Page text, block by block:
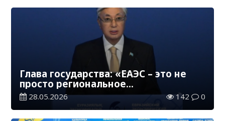
Глава государства: «ЕАЭС – это не
просто региональное
интеграционное объединение, но
важный субъект глобальной
экономики»
28.05.2026 142 0